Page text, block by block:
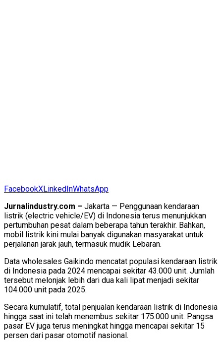
FacebookXLinkedInWhatsApp
Jurnalindustry.com – Jakarta — Penggunaan kendaraan
listrik (electric vehicle/EV) di Indonesia terus menunjukkan
pertumbuhan pesat dalam beberapa tahun terakhir. Bahkan,
mobil listrik kini mulai banyak digunakan masyarakat untuk
perjalanan jarak jauh, termasuk mudik Lebaran.
Data wholesales Gaikindo mencatat populasi kendaraan listrik
di Indonesia pada 2024 mencapai sekitar 43.000 unit. Jumlah
tersebut melonjak lebih dari dua kali lipat menjadi sekitar
104.000 unit pada 2025.
Secara kumulatif, total penjualan kendaraan listrik di Indonesia
hingga saat ini telah menembus sekitar 175.000 unit. Pangsa
pasar EV juga terus meningkat hingga mencapai sekitar 15
persen dari pasar otomotif nasional.